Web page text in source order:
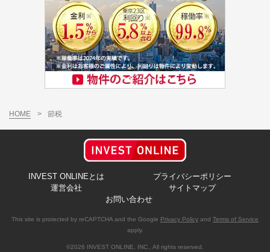
HOME > 節税
INVEST ONLINEとは
プライバシーポリシー
運営会社
サイトマップ
お問い合わせ
This site is protected by reCAPTCHA and the Google Privacy Policy and Terms of Service
apply.
©2026 INVEST ONLINE, INC., All rights reserved.